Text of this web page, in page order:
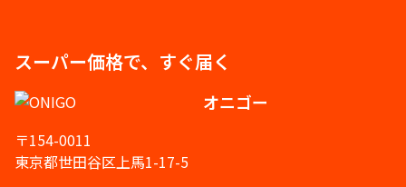
スーパー価格で、すぐ届く
オニゴー
〒154-0011
東京都世田谷区上馬1-17-5